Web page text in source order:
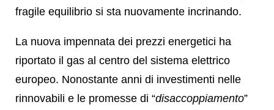
fragile equilibrio si sta nuovamente incrinando.
La nuova impennata dei prezzi energetici ha
riportato il gas al centro del sistema elettrico
europeo. Nonostante anni di investimenti nelle
rinnovabili e le promesse di “disaccoppiamento”